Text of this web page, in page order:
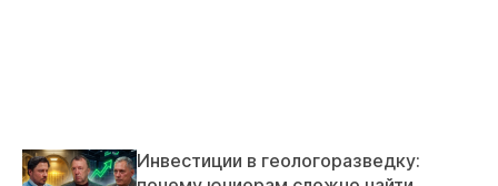
Инвестиции в геологоразведку: